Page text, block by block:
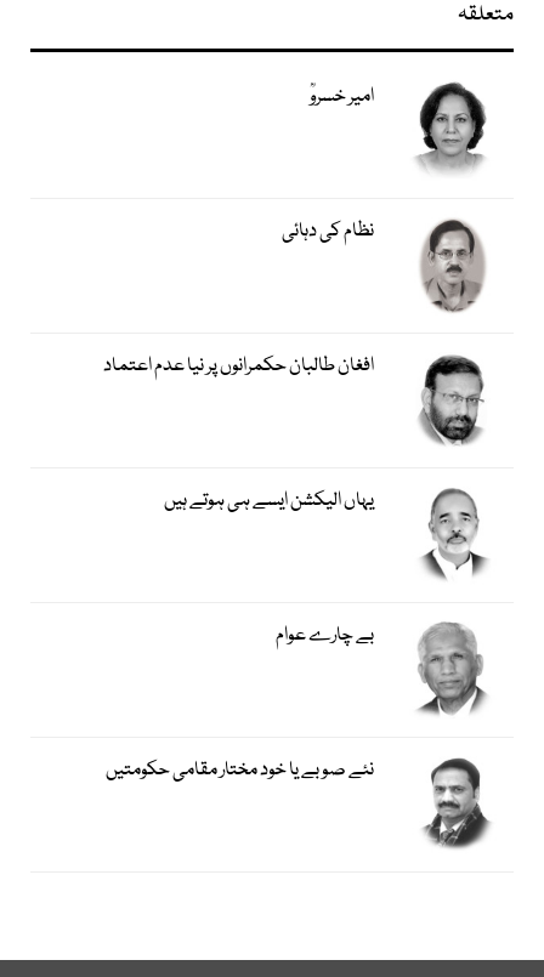
متعلقہ
امیر خسروؒ
نظام کی دہائی
افغان طالبان حکمرانوں پر نیا عدم اعتماد
یہاں الیکشن ایسے ہی ہوتے ہیں
بے چارے عوام
نئے صوبے یا خود مختار مقامی حکومتیں